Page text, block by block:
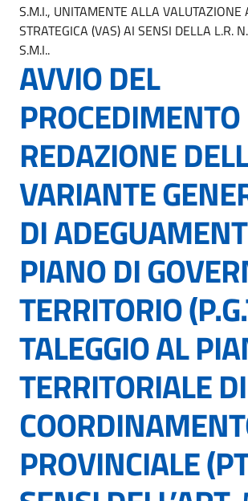
S.M.I., UNITAMENTE ALLA VALUTAZIONE
STRATEGICA (VAS) AI SENSI DELLA L.R.
S.M.I..
AVVIO DEL
REDAZIONE
VARIANTE
DI
PIANO DI
TERRITORIO
TALEGGIO AL
TERRITORIALE DI
PROVINCIALE